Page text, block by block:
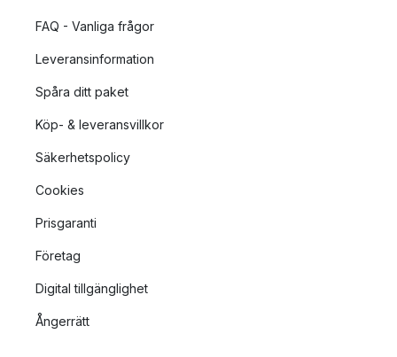
FAQ - Vanliga frågor
Leveransinformation
Spåra ditt paket
Köp- & leveransvillkor
Säkerhetspolicy
Cookies
Prisgaranti
Företag
Digital tillgänglighet
Ångerrätt